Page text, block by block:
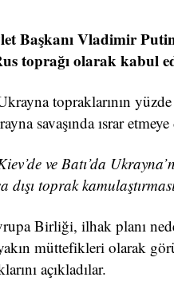
Başkanı Vladimir
toprağı olarak kabul
topraklarının
savaşında ısrar
ve Batı’da
dışı toprak
Birliği, ilhak planı
müttefikleri olarak
açıkladılar.